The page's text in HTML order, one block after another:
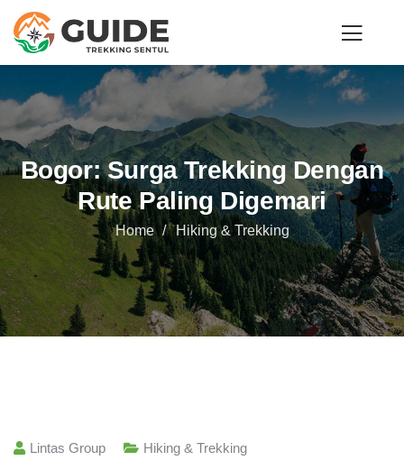
Bogor: Surga Trekking Dengan
Rute Paling Digemari
Home Hiking & Trekking
Lintas Group Hiking & Trekking